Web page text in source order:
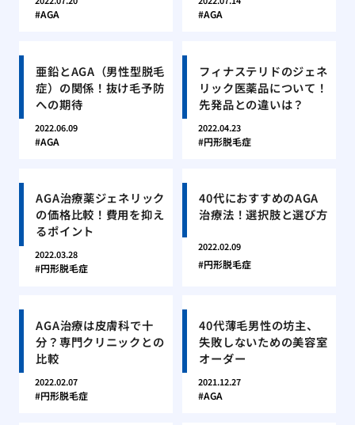
AGA AGA
亜鉛とAGA（男性型脱毛
症）の関係！抜け毛予防
への期待
2022.06.09
AGA
フィナステリドのジェネ
リック医薬品について！
先発品との違いは？
2022.04.23
円形脱毛症
AGA治療薬ジェネリック
の価格比較！費用を抑え
るポイント
2022.03.28
円形脱毛症
40代におすすめのAGA
治療法！選択肢と選び方
2022.02.09
円形脱毛症
AGA治療は皮膚科で十
分？専門クリニックとの
比較
2022.02.07
円形脱毛症
40代薄毛男性の坊主、
失敗しないための美容室
オーダー
2021.12.27
AGA